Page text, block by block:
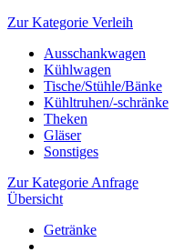
Zur Kategorie Verleih
Ausschankwagen
Kühlwagen
Tische/Stühle/Bänke
Kühltruhen/-schränke
Theken
Gläser
Sonstiges
Zur Kategorie Anfrage
Übersicht
Getränke